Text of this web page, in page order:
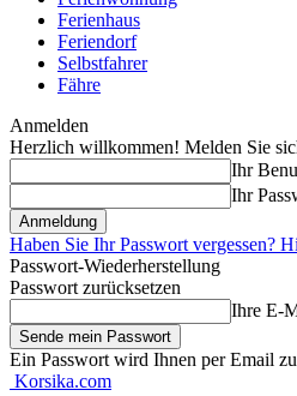
Ferienhaus
Feriendorf
Selbstfahrer
Fähre
Anmelden
Herzlich willkommen! Melden Sie
Ihr
Ihr
Haben Sie Ihr Passwort vergessen?
Passwort-Wiederherstellung
Passwort zurücksetzen
Ihre E-
Ein Passwort wird Ihnen per Email
Korsika.com